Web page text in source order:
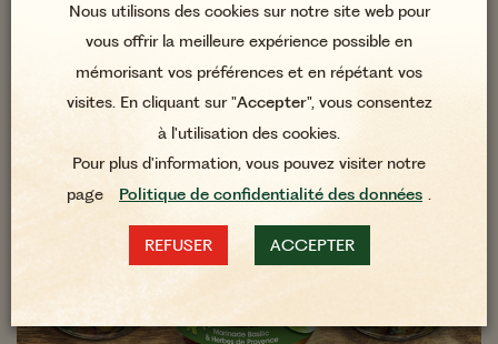
Les Collections, une délicieuse gamme inédite d’Huiles
Nous utilisons des cookies sur notre site web pour
vous offrir la meilleure expérience possible en
mémorisant vos préférences et en répétant vos
visites. En cliquant sur "Accepter", vous consentez
à l'utilisation des cookies.
Pour plus d'information, vous pouvez visiter notre
page
Politique de confidentialité des données .
REFUSER ACCEPTER